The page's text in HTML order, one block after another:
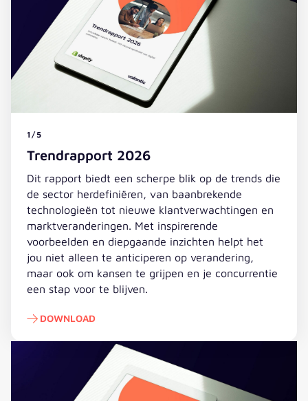
1/5
Trendrapport 2026
Dit rapport biedt een scherpe blik op de trends die
de sector herdefiniëren, van baanbrekende
technologieën tot nieuwe klantverwachtingen en
marktveranderingen. Met inspirerende
voorbeelden en diepgaande inzichten helpt het
jou niet alleen te anticiperen op verandering,
maar ook om kansen te grijpen en je concurrentie
een stap voor te blijven.
DOWNLOAD